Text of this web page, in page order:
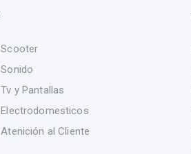
Scooter
Sonido
Tv y Pantallas
Electrodomesticos
Atenición al Cliente